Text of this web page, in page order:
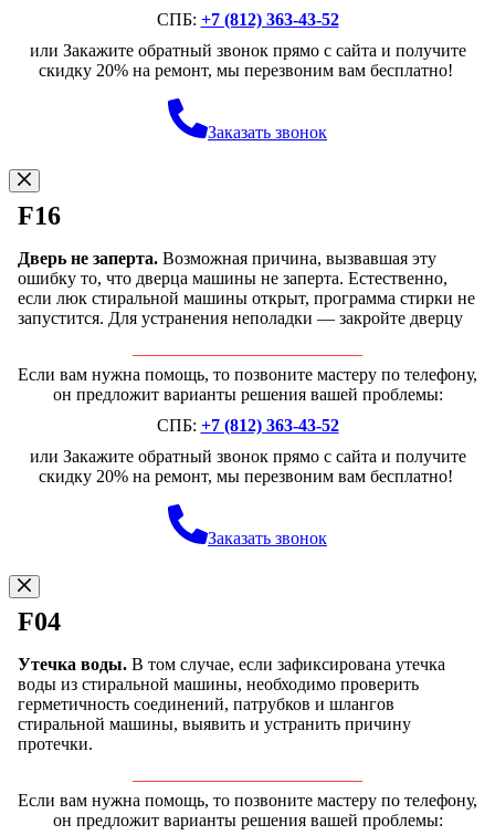
СПБ: +7 (812) 363-43-52
или Закажите обратный звонок прямо с сайта и получите
скидку 20% на ремонт, мы перезвоним вам бесплатно!
Заказать звонок
F16
Дверь не заперта. Возможная причина, вызвавшая эту
ошибку то, что дверца машины не заперта. Естественно,
если люк стиральной машины открыт, программа стирки не
запустится. Для устранения неполадки — закройте дверцу
Если вам нужна помощь, то позвоните мастеру по телефону,
он предложит варианты решения вашей проблемы:
СПБ: +7 (812) 363-43-52
или Закажите обратный звонок прямо с сайта и получите
скидку 20% на ремонт, мы перезвоним вам бесплатно!
Заказать звонок
F04
Утечка воды. В том случае, если зафиксирована утечка
воды из стиральной машины, необходимо проверить
герметичность соединений, патрубков и шлангов
стиральной машины, выявить и устранить причину
протечки.
Если вам нужна помощь, то позвоните мастеру по телефону,
он предложит варианты решения вашей проблемы: